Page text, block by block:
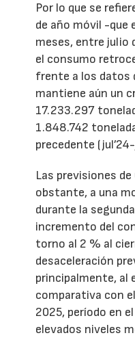
Por lo que se
de año móvil -que
meses, entre julio
el consumo
frente a los datos
mantiene aún un
17.233.297
1.848.742
precedente (jul’24-
Las previsiones
obstante, a una
durante la
incremento del
torno al 2 % al
desaceleración
principalmente, al
comparativa con
2025, período en
elevados niveles